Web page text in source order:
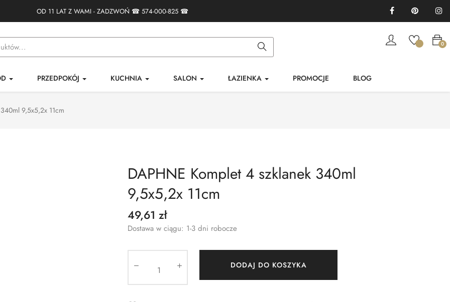
OD 11 LAT Z WAMI - ZADZWOŃ ☎ 574-000-825 ☎ FacebookPinterest
0
PRZEDPOKÓJ KUCHNIA SALON ŁAZIENKA PROMOCJE BLOG
9,5x5,2x 11cm
DAPHNE Komplet 4 szklanek 340ml
9,5x5,2x 11cm
49,61 zł
Dostawa w ciągu: 1-3 dni robocze
DODAJ DO KOSZYKA